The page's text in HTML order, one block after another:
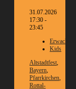
31.07.2026
17:30 -
23:45
Erwachsene
Kids
Altstadtfest,
Bayern,
Pfarrkirchen,
Rottal-